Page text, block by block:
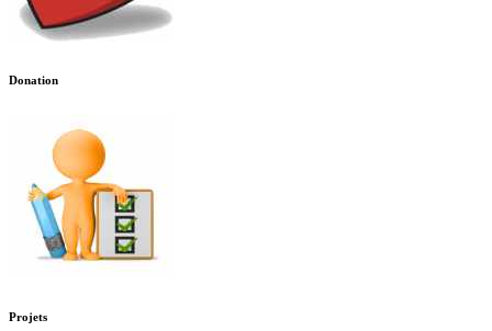
Donation
Projets